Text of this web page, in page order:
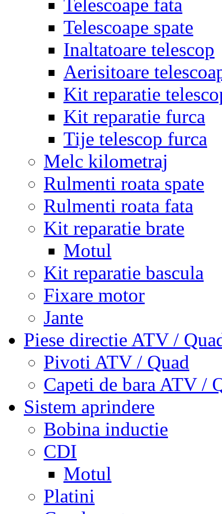
Telescoape fata
Telescoape spate
Inaltatoare telescop
Aerisitoare
Kit reparatie
Kit reparatie furca
Tije telescop furca
Melc kilometraj
Rulmenti roata spate
Rulmenti roata fata
Kit reparatie brate
Motul
Kit reparatie bascula
Fixare motor
Jante
Piese directie ATV /
Pivoti ATV / Quad
Capeti de bara ATV /
Sistem aprindere
Bobina inductie
CDI
Motul
Platini